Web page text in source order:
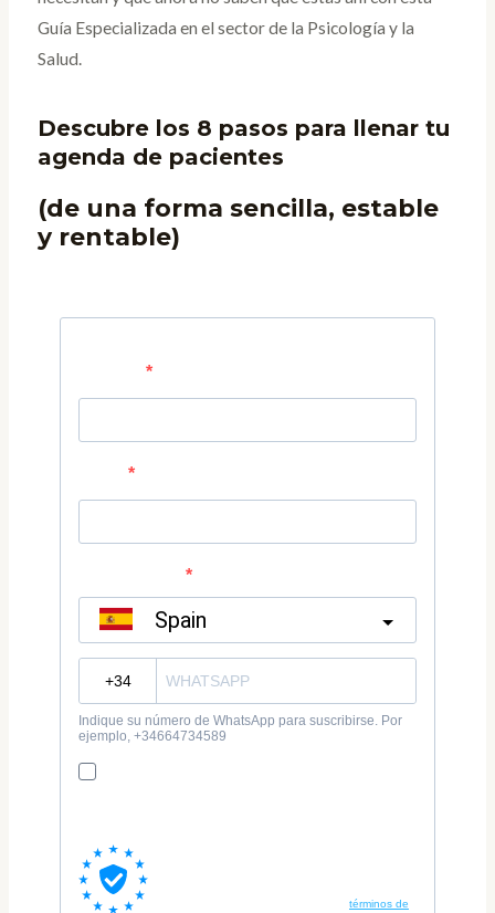
Guía Especializada en el sector de la Psicología y la
Salud.
Descubre los 8 pasos para llenar tu
agenda de pacientes
(de una forma sencilla, estable
y rentable)